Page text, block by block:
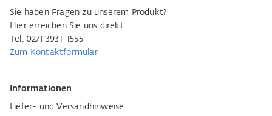
Sie haben Fragen zu unserem Produkt?
Hier erreichen Sie uns direkt:
Tel. 0271 3931-1555
Zum Kontaktformular
Informationen
Liefer- und Versandhinweise